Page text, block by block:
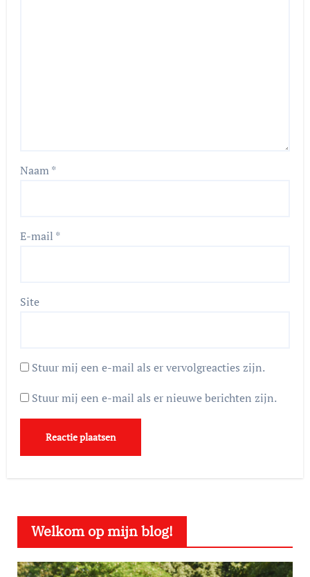
Naam*
E-mail *
Site
Stuur mij een e-mail als er vervolgreacties zijn.
Stuur mij een e-mail als er nieuwe berichten zijn.
Welkom op mijn blog!